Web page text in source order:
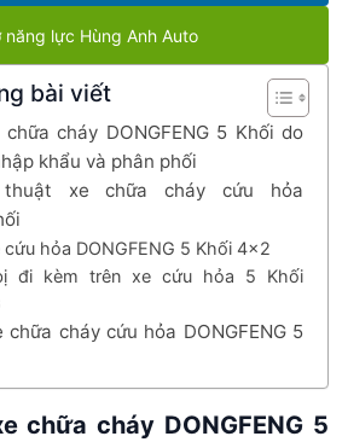
năng lực Hùng Anh Auto
bài viết
cháy DONGFENG 5 Khối do
khẩu và phân phối
xe chữa cháy cứu hỏa
hỏa DONGFENG 5 Khối 4×2
đi kèm trên xe cứu hỏa 5 Khối
cháy cứu hỏa DONGFENG 5
chữa cháy DONGFENG 5